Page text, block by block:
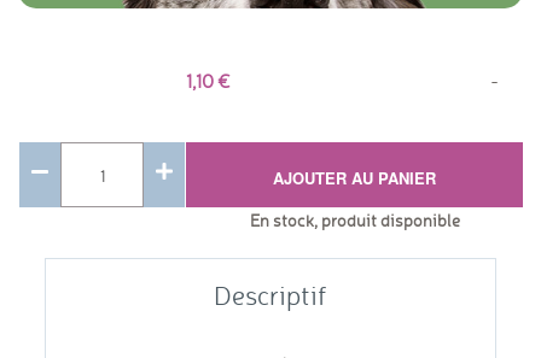
1,10 -
AJOUTER AU PANIER
En stock, produit disponible
Descriptif